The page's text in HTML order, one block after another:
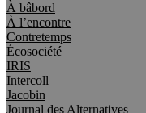
À bâbord
À l’encontre
Contretemps
Écosociété
IRIS
Intercoll
Jacobin
Journal des Alternatives